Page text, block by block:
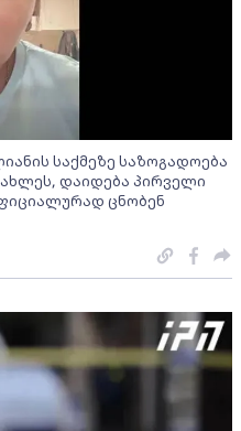
საქმეზე საზოგადოება
დაიდება პირველი
ცნობენ